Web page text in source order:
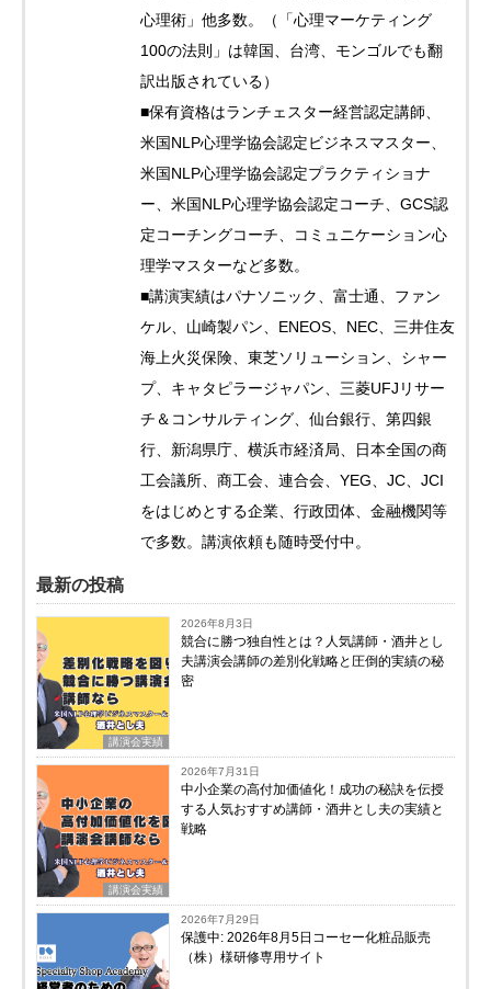
心理術」他多数。（「心理マーケティング
100の法則」は韓国、台湾、モンゴルでも翻
訳出版されている）
■保有資格はランチェスター経営認定講師、
米国NLP心理学協会認定ビジネスマスター、
米国NLP心理学協会認定プラクティショナ
ー、米国NLP心理学協会認定コーチ、GCS認
定コーチングコーチ、コミュニケーション心
理学マスターなど多数。
■講演実績はパナソニック、富士通、ファン
ケル、山崎製パン、ENEOS、NEC、三井住友
海上火災保険、東芝ソリューション、シャー
プ、キャタピラージャパン、三菱UFJリサー
チ＆コンサルティング、仙台銀行、第四銀
行、新潟県庁、横浜市経済局、日本全国の商
工会議所、商工会、連合会、YEG、JC、JCI
をはじめとする企業、行政団体、金融機関等
で多数。講演依頼も随時受付中。
最新の投稿
講演会実績
2026年8月3日
競合に勝つ独自性とは？人気講師・酒井とし
夫講演会講師の差別化戦略と圧倒的実績の秘
密
講演会実績
2026年7月31日
中小企業の高付加価値化！成功の秘訣を伝授
する人気おすすめ講師・酒井とし夫の実績と
戦略
2026年7月29日
保護中: 2026年8月5日コーセー化粧品販売
（株）様研修専用サイト